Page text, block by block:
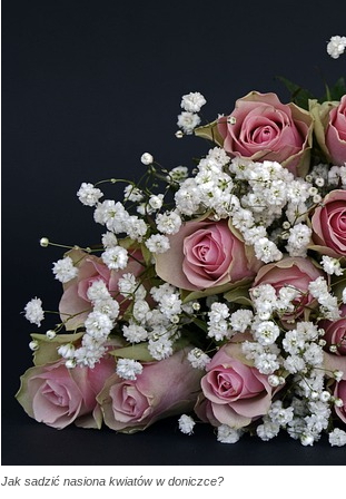
Jak sadzić nasiona kwiatów w doniczce?